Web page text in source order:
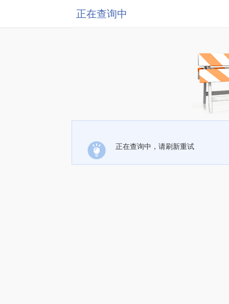
正在查询中
正在查询中，请刷新重试